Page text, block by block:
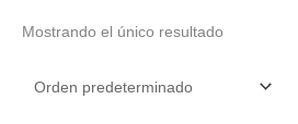
Mostrando el único resultado